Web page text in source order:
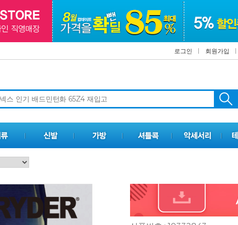
로그인 회원가입